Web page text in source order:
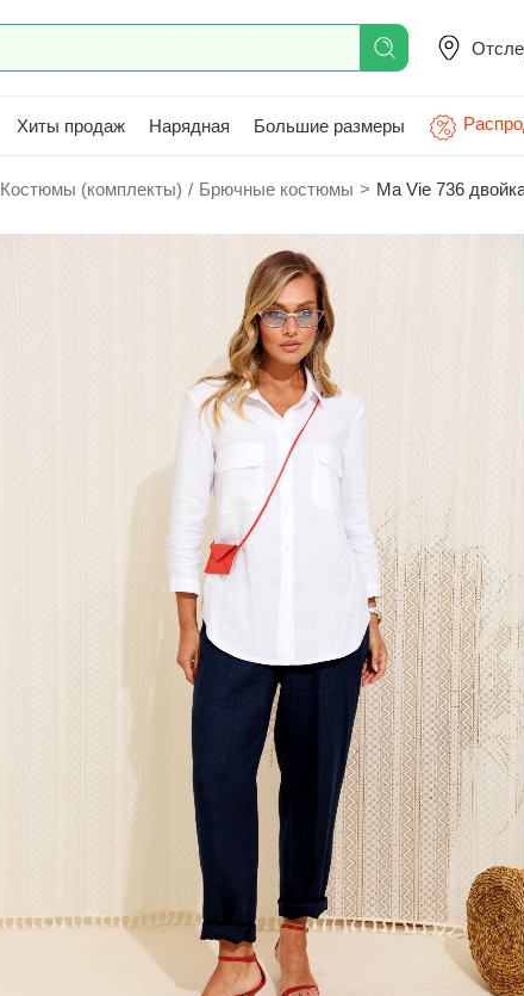
Хиты продаж Нарядная Большие размеры
Костюмы (комплекты) / Брючные костюмы > Ma Vie 736